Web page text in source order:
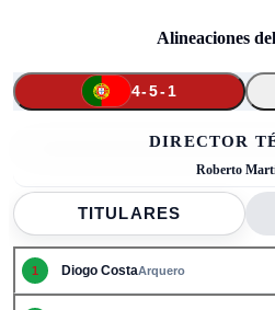
Alineaciones
4-5-1
DIRECTOR
Roberto
TITULARES
1 Diogo CostaArquero